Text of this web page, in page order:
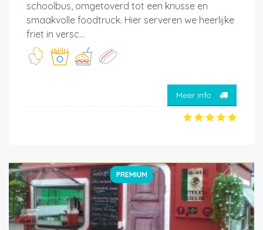
schoolbus, omgetoverd tot een knusse en
smaakvolle foodtruck. Hier serveren we heerlijke
friet in versc...
Meer info
PREMIUM